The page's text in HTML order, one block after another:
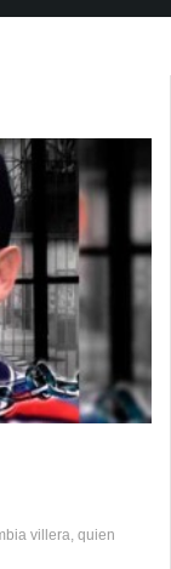
villera, quien